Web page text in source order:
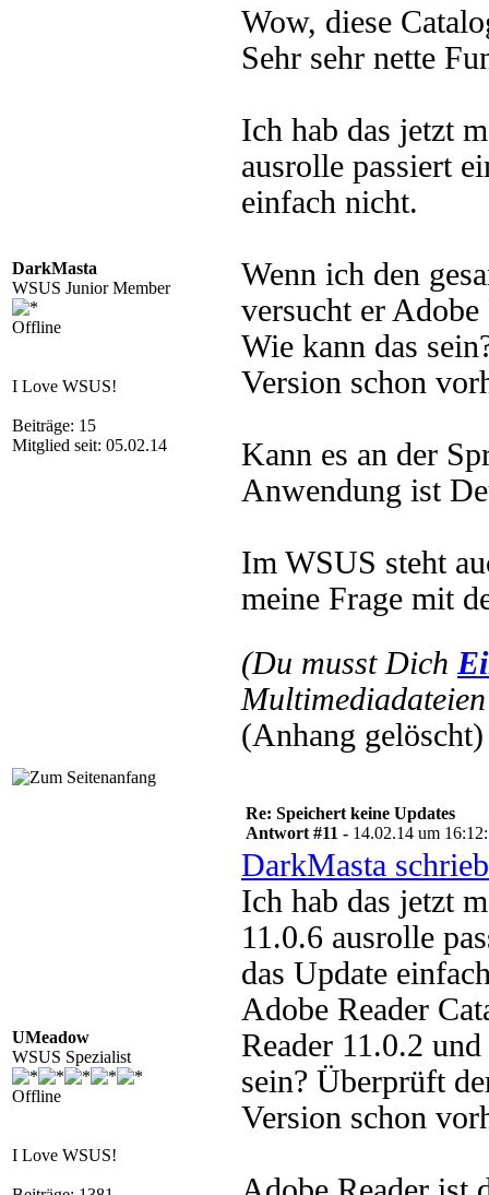
DarkMasta
WSUS Junior Member
Offline
I Love WSUS!
Beiträge: 15
Mitglied seit: 05.02.14
Wow, diese
Sehr sehr nette
Ich hab das jetzt
ausrolle passiert
einfach nicht.
Wenn ich den
versucht er
Wie kann das
Version schon
Kann es an der
Anwendung ist
Im WSUS steht
meine Frage mit
(Du musst Dich
(Anhang gelöscht)
UMeadow
WSUS Spezialist
Offline
I Love WSUS!
Re: Speichert keine Updates
Antwort #11 - 14.02.14 um
DarkMasta schrieb
Ich hab das jetzt
11.0.6 ausrolle
das Update
Adobe Reader
Reader 11.0.2
sein? Überprüft
Version schon